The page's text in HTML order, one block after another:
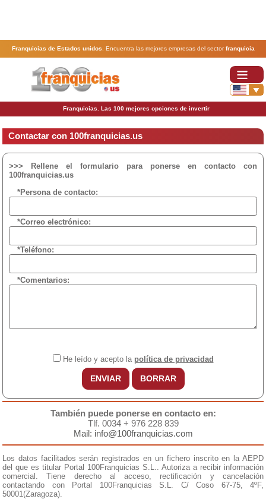
Franquicias de Estados unidos . Encuentra las mejores empresas del sectorfranquicia
ordenadas por actividad. En www.100franquicias.us encontrarás las más rentables,
baratas y seguras.
Franquicias. Las 100 mejores opciones de invertir
Contactar con 100franquicias.us
>>> Rellene el formulario para ponerse en contacto con
100franquicias.us
*Persona de contacto:
*Correo electrónico:
*Teléfono:
*Comentarios:
He leído y acepto la política de privacidad
ENVIAR BORRAR
También puede ponerse en contacto en:
Tlf. 0034 + 976 228 839
Mail: info@100franquicias.com
Los datos facilitados serán registrados en un fichero inscrito en la AEPD
del que es titular Portal 100Franquicias S.L.. Autoriza a recibir información
comercial. Tiene derecho al acceso, rectificación y cancelación
contactando con Portal 100Franquicias S.L. C/ Coso 67-75, 4ºF,
50001(Zaragoza).